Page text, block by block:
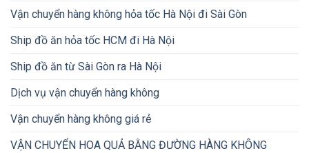
Vận chuyển hàng không hỏa tốc Hà Nội đi Sài Gòn
Ship đồ ăn hỏa tốc HCM đi Hà Nội
Ship đồ ăn từ Sài Gòn ra Hà Nội
Dịch vụ vận chuyển hàng không
Vận chuyển hàng không giá rẻ
VẬN CHUYỂN HOA QUẢ BẰNG ĐƯỜNG HÀNG KHÔNG